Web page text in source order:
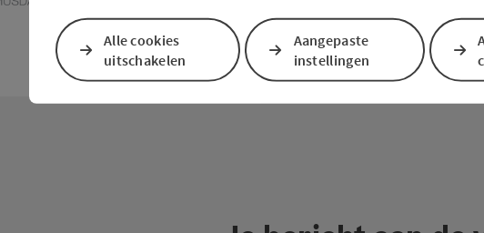
Alle cookies
uitschakelen
Aangepaste
instellingen